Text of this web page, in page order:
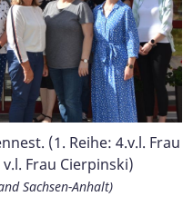
(1. Reihe: 4.v.l. Frau
Frau Cierpinski)
Sachsen-Anhalt)
Willkommen Anne
Sachsen-Anhalt)